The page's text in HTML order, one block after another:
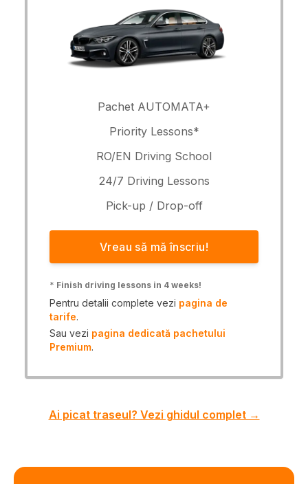
Pachet AUTOMATA+
Priority Lessons*
RO/EN Driving School
24/7 Driving Lessons
Pick-up / Drop-off
Vreau să mă înscriu!
* Finish driving lessons in 4 weeks!
Pentru detalii complete vezi pagina de
tarife.
Sau vezi pagina dedicată pachetului
Premium.
Ai picat traseul? Vezi ghidul complet →